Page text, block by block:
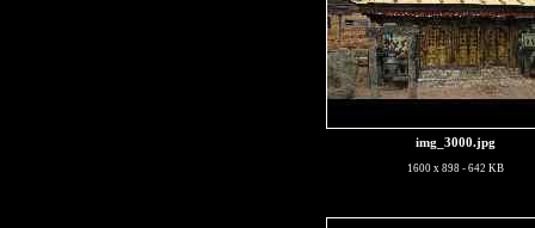
img_3000.jpg
1600 x 898 - 642 KB